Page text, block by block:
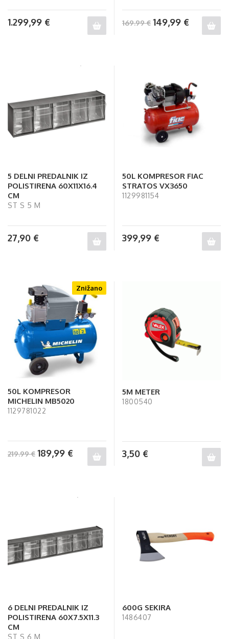
1.299,99 € 169.99 € 149,99 €
5 DELNI PREDALNIK IZ
POLISTIRENA 60X11X16.4
CM
ST S 5 M
27,90 €
50L KOMPRESOR FIAC
STRATOS VX3650
1129981154
399,99 €
Znižano
50L KOMPRESOR
MICHELIN MB5020
1129781022
219.99 € 189,99 €
5M METER
1800540
3,50 €
6 DELNI PREDALNIK IZ
POLISTIRENA 60X7.5X11.3
CM
ST S 6 M
600G SEKIRA
1486407